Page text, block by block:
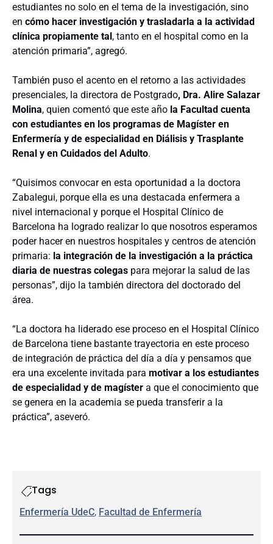
estudiantes no solo en el tema de la investigación, sino
en cómo hacer investigación y trasladarla a la actividad
clínica propiamente tal, tanto en el hospital como en la
atención primaria”, agregó.
También puso el acento en el retorno a las actividades
presenciales, la directora de Postgrado, Dra. Alire Salazar
Molina, quien comentó que este año la Facultad cuenta
con estudiantes en los programas de Magíster en
Enfermería y de especialidad en Diálisis y Trasplante
Renal y en Cuidados del Adulto.
“Quisimos convocar en esta oportunidad a la doctora
Zabalegui, porque ella es una destacada enfermera a
nivel internacional y porque el Hospital Clínico de
Barcelona ha logrado realizar lo que nosotros esperamos
poder hacer en nuestros hospitales y centros de atención
primaria: la integración de la investigación a la práctica
diaria de nuestras colegas para mejorar la salud de las
personas”, dijo la también directora del doctorado del
área.
“La doctora ha liderado ese proceso en el Hospital Clínico
de Barcelona tiene bastante trayectoria en este proceso
de integración de práctica del día a día y pensamos que
era una excelente invitada para motivar a los estudiantes
de especialidad y de magíster a que el conocimiento que
se genera en la academia se pueda transferir a la
práctica”, aseveró.
Tags
Enfermería UdeC, Facultad de Enfermería